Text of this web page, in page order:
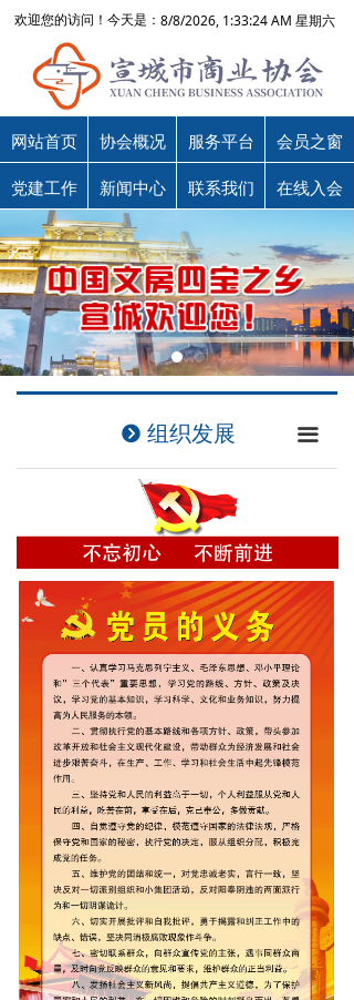
8/8/2026, 1:33:24 AM 星期六
欢迎您的访问！今天是：
网站首页 协会概况 服务平台 会员之窗
党建工作 新闻中心 联系我们 在线入会
뀹 组织发展 끀